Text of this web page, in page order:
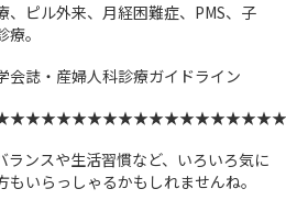
、ピル外来、月経困難症、PMS、子
。
会誌・産婦人科診療ガイドライン
ランスや生活習慣など、いろいろ気に
いらっしゃるかもしれませんね。